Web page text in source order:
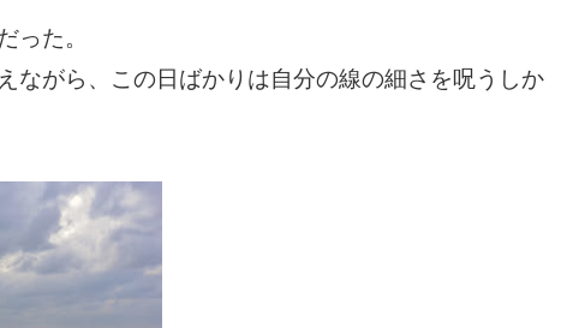
った。
ながら、この日ばかりは自分の線の細さを呪うしか